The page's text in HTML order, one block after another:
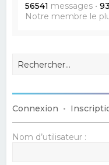
56541 messages •
Notre membre le
Connexion •
Nom d’utilisateur :